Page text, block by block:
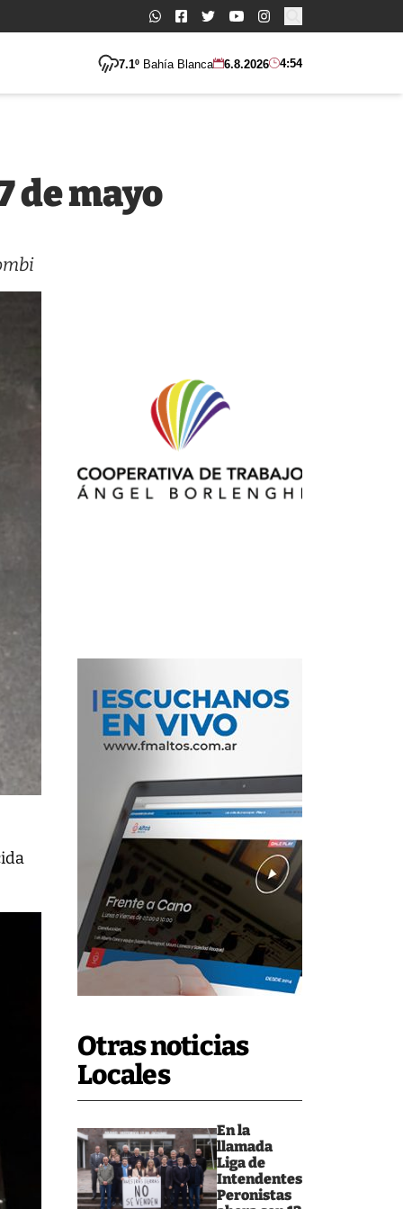
Buscar:
7.1º Bahía Blanca 6.8.2026 4:54
Otras noticias
Locales
En la
llamada
Liga de
Intendentes
Peronistas
de mayo